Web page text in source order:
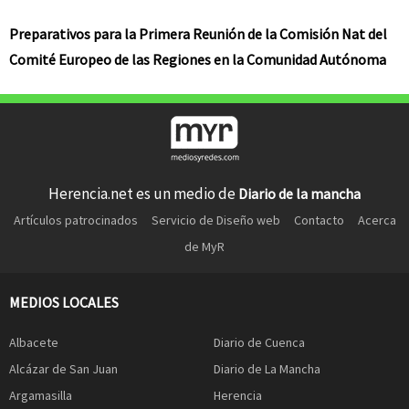
Preparativos para la Primera Reunión de la Comisión Nat del
Comité Europeo de las Regiones en la Comunidad Autónoma
Herencia.net es un medio de Diario de la mancha
Artículos patrocinados Servicio de Diseño web Contacto
Acerca
de MyR
MEDIOS LOCALES
Albacete
Alcázar de San Juan
Argamasilla
Diario de Cuenca
Diario de La Mancha
Herencia